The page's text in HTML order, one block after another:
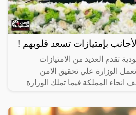
بإمتيازات تسعد قلوبهم !
تقدم العديد من الامتيازات
الوزارة علي تحقيق الامن
انحاء المملكة فيما تملك الوزارة